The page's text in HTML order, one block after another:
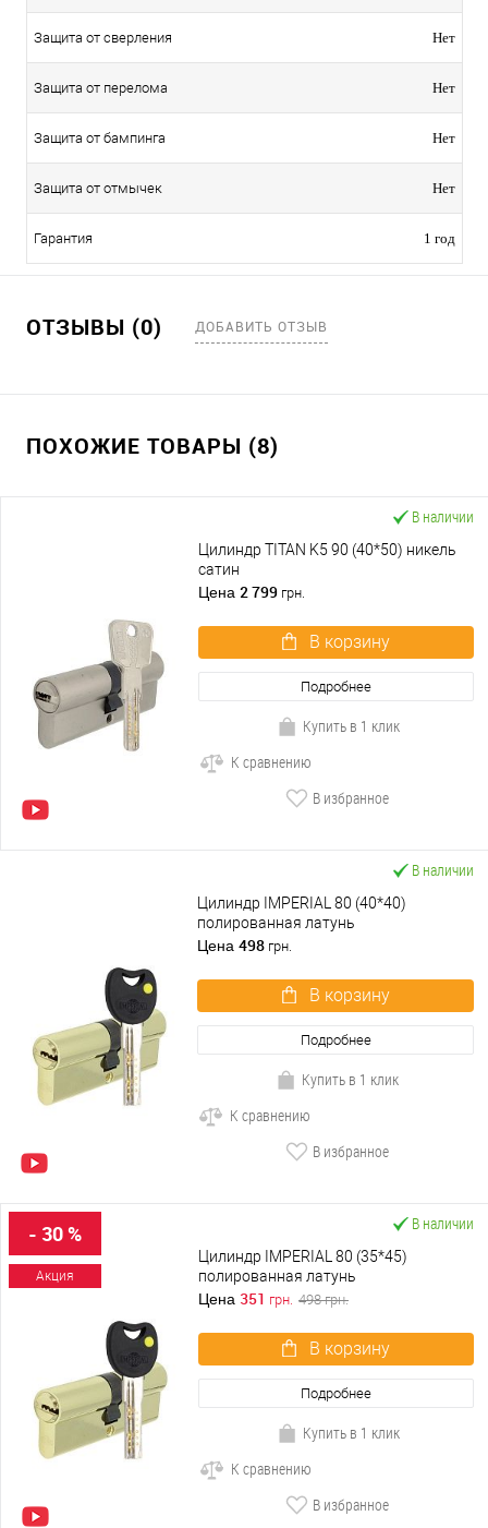
Защита от сверления Нет
Защита от перелома Нет
Защита от бампинга Нет
Защита от отмычек Нет
Гарантия 1 год
ОТЗЫВЫ (0) ДОБАВИТЬ ОТЗЫВ
ПОХОЖИЕ ТОВАРЫ (8)
В наличии
Цилиндр TITAN K5 90 (40*50) никель
сатин
Цена 2 799 грн.
В корзину
Подробнее
Купить в 1 клик
К сравнению
В избранное
В наличии
Цилиндр IMPERIAL 80 (40*40)
полированная латунь
Цена 498 грн.
В корзину
Подробнее
Купить в 1 клик
К сравнению
В избранное
- 30 %
Акция
В наличии
Цилиндр IMPERIAL 80 (35*45)
полированная латунь
Цена 351 грн. 498грн.
В корзину
Подробнее
Купить в 1 клик
К сравнению
В избранное